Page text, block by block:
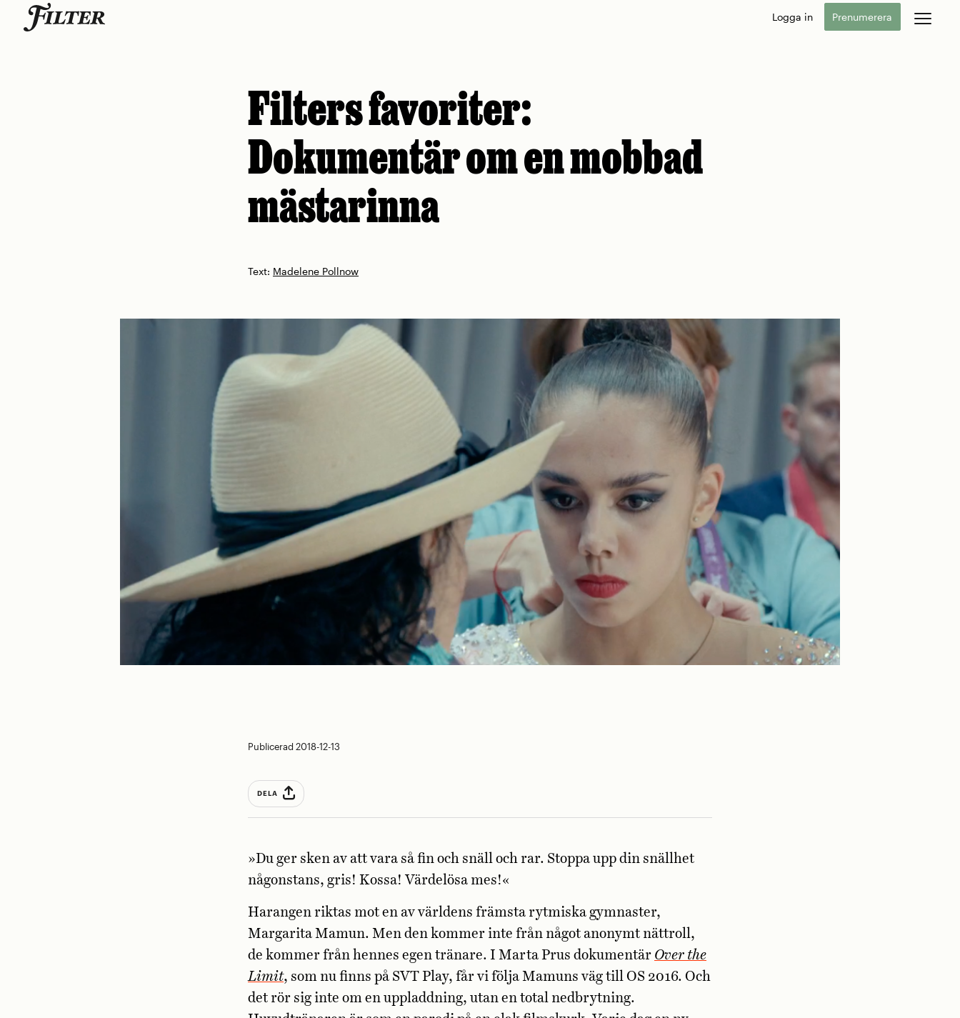
Logga in Prenumerera
Filters favoriter:
Dokumentär om en mobbad
mästarinna
Text: Madelene Pollnow
Publicerad 2018-12-13
DELA
»Du ger sken av att vara så fin och snäll och rar. Stoppa upp din snällhet
någonstans, gris! Kossa! Värdelösa mes!«
Harangen riktas mot en av världens främsta rytmiska gymnaster,
Margarita Mamun. Men den kommer inte från något anonymt nättroll,
de kommer från hennes egen tränare. I Marta Prus dokumentär Over the
Limit, som nu finns på SVT Play, får vi följa Mamuns väg till OS 2016. Och
det rör sig inte om en uppladdning, utan en total nedbrytning.